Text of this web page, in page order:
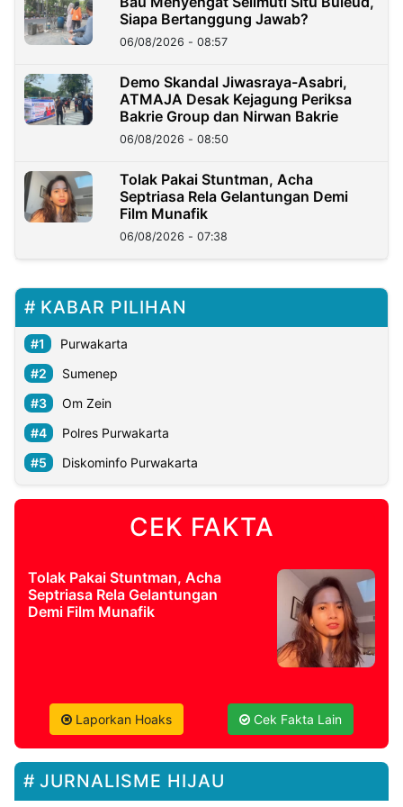
Siapa Bertanggung Jawab?
06/08/2026 - 08:57
Demo Skandal Jiwasraya-Asabri,
ATMAJA Desak Kejagung Periksa
Bakrie Group dan Nirwan Bakrie
06/08/2026 - 08:50
Tolak Pakai Stuntman, Acha
Septriasa Rela Gelantungan Demi
Film Munafik
06/08/2026 - 07:38
KABAR PILIHAN
Purwakarta
Sumenep
Om Zein
Polres Purwakarta
Diskominfo Purwakarta
CEK FAKTA
Tolak Pakai Stuntman, Acha
Septriasa Rela Gelantungan
Demi Film Munafik
Laporkan Hoaks Cek Fakta Lain
JURNALISME HIJAU